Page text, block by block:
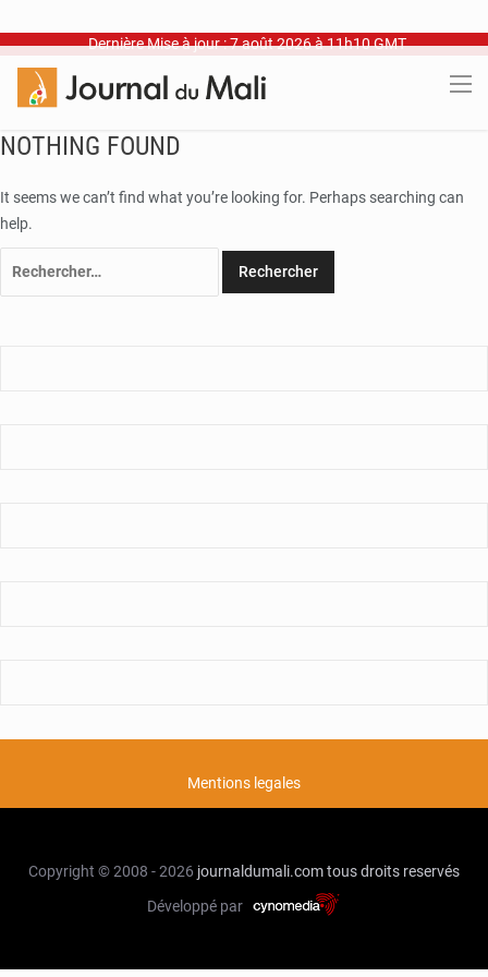
Dernière Mise à jour : 7 août 2026 à 11h10 GMT
NOTHING FOUND
It seems we can’t find what you’re looking for. Perhaps searching can
help.
Mentions legales
Copyright © 2008 - 2026 journaldumali.comtous droits reservés
Développé par